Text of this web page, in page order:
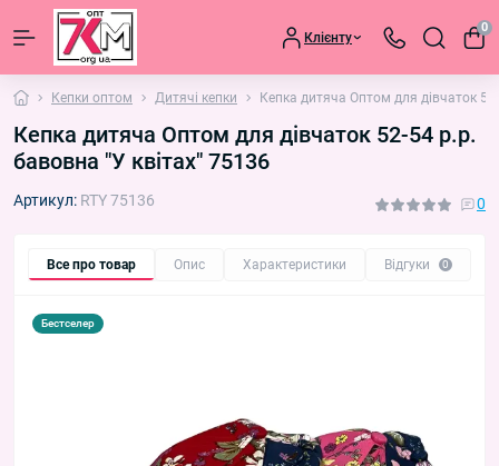
Клієнту
0
Кепки оптом Дитячі кепки Кепка дитяча Оптом для дівчаток
Кепка дитяча Оптом для дівчаток 52-54 р.р.
бавовна "У квітах" 75136
Артикул: RTY 75136 0
Все про товар Опис Характеристики Відгуки 0
Бестселер